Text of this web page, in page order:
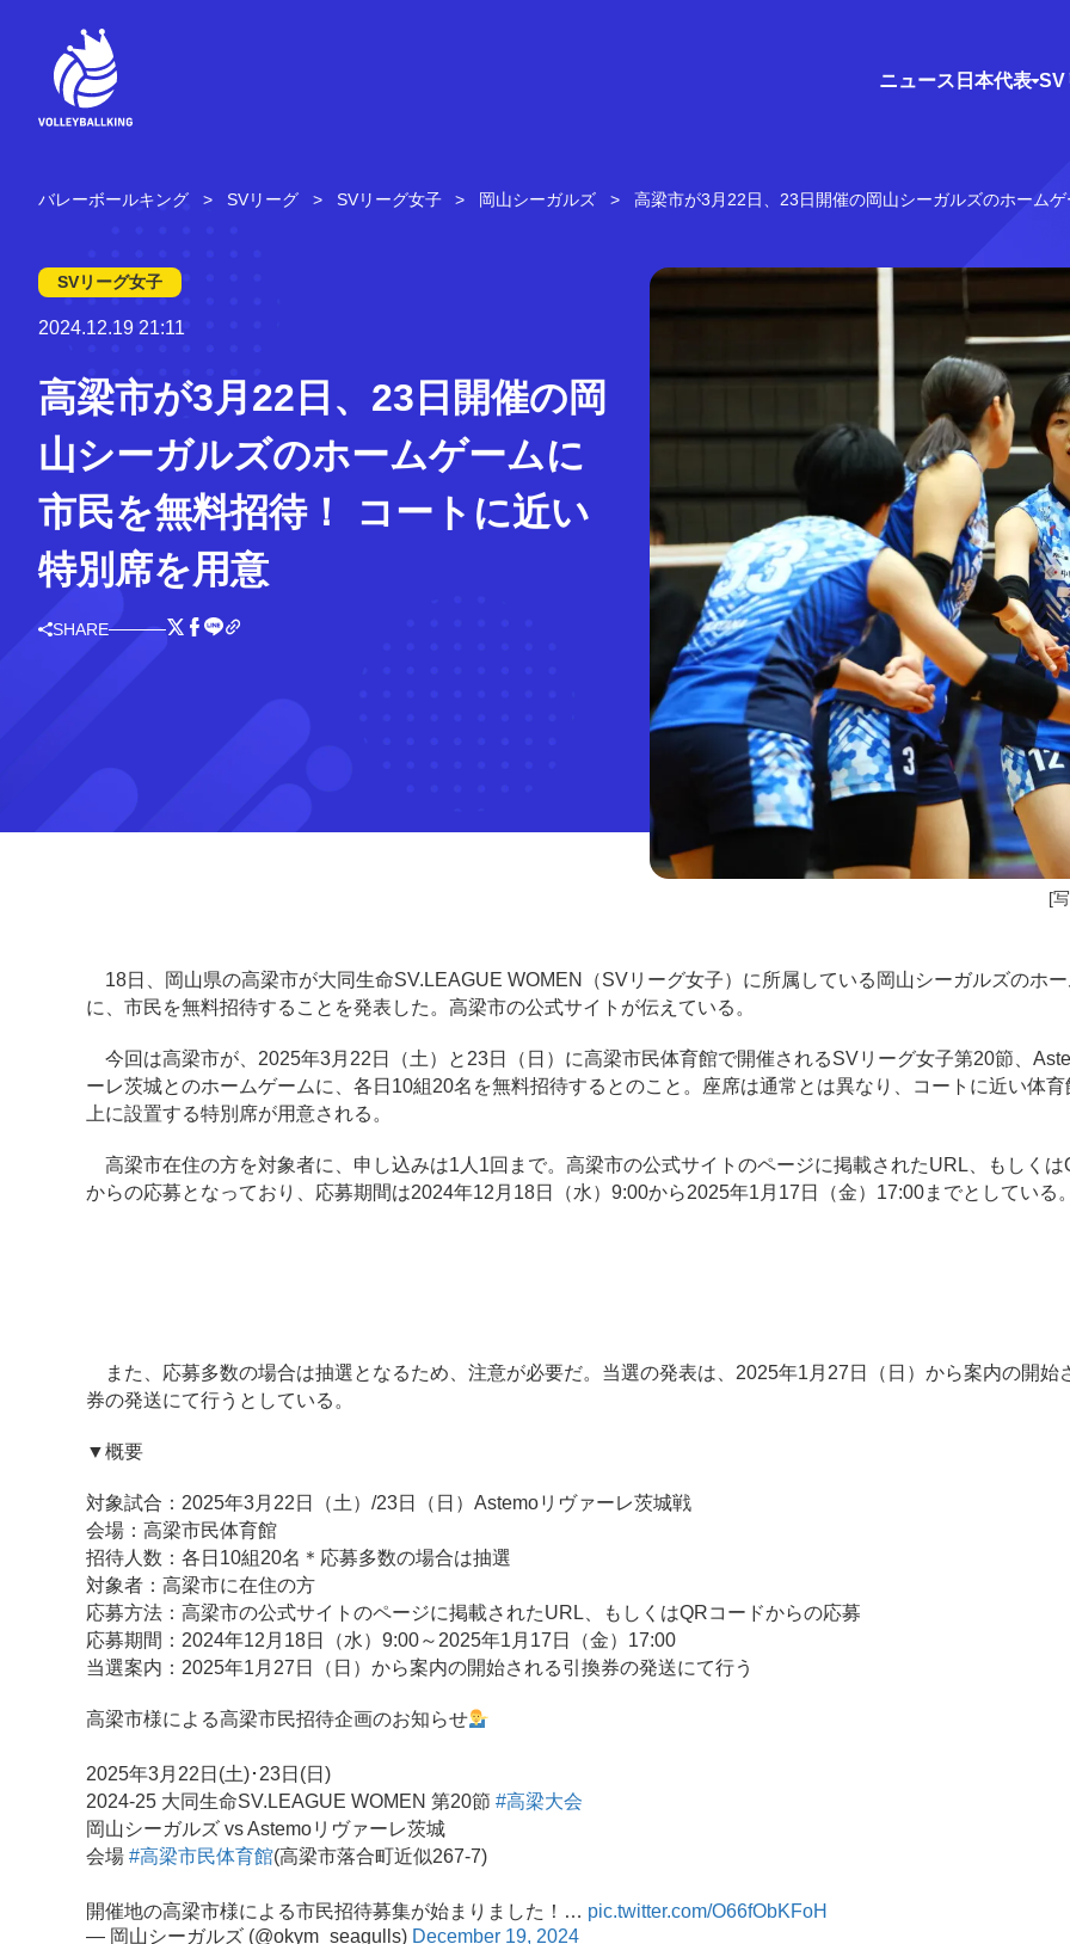
ニュース 日本代表 SV
バレーボールキング SVリーグ SVリーグ女子 岡山シーガルズ 高梁市が3月22日、23日開催の岡山シーガルズのホーム
SVリーグ女子
2024.12.19 21:11
高梁市が3月22日、23日開催の岡
山シーガルズのホームゲームに
市民を無料招待！ コートに近い
特別席を用意
SHARE
[
18日、岡山県の高梁市が大同生命SV.LEAGUE WOMEN（SVリーグ女子）に所属している岡山シーガルズのホ
に、市民を無料招待することを発表した。高梁市の公式サイトが伝えている。
今回は高梁市が、2025年3月22日（土）と23日（日）に高梁市民体育館で開催されるSVリーグ女子第20節、
ーレ茨城とのホームゲームに、各日10組20名を無料招待するとのこと。座席は通常とは異なり、コートに近い体
上に設置する特別席が用意される。
高梁市在住の方を対象者に、申し込みは1人1回まで。高梁市の公式サイトのページに掲載されたURL、もしくは
からの応募となっており、応募期間は2024年12月18日（水）9:00から2025年1月17日（金）17:00までとしている
また、応募多数の場合は抽選となるため、注意が必要だ。当選の発表は、2025年1月27日（日）から案内の開始
券の発送にて行うとしている。
▼概要
対象試合：2025年3月22日（土）/23日（日）Astemoリヴァーレ茨城戦
会場：高梁市民体育館
招待人数：各日10組20名＊応募多数の場合は抽選
対象者：高梁市に在住の方
応募方法：高梁市の公式サイトのページに掲載されたURL、もしくはQRコードからの応募
応募期間：2024年12月18日（水）9:00～2025年1月17日（金）17:00
当選案内：2025年1月27日（日）から案内の開始される引換券の発送にて行う
高梁市様による高梁市民招待企画のお知らせ
2025年3月22日(土)･23日(日)
2024-25 大同生命SV.LEAGUE WOMEN 第20節 #高梁大会
岡山シーガルズ vs Astemoリヴァーレ茨城
会場 #高梁市民体育館(高梁市落合町近似267-7)
開催地の高梁市様による市民招待募集が始まりました！… pic.twitter.com/O66fObKFoH
— 岡山シーガルズ (@okym_seagulls) December 19, 2024